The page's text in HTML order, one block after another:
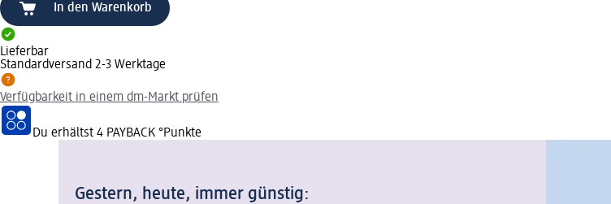
In den Warenkorb
Lieferbar
Standardversand 2-3 Werktage
Verfügbarkeit in einem dm-Markt prüfen
Du erhältst 4 PAYBACK °Punkte
Gestern, heute, immer günstig: